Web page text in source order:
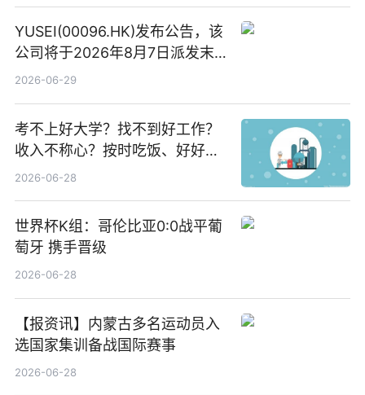
YUSEI(00096.HK)发布公告，该
公司将于2026年8月7日派发末
期股息每股人民币0.013元 每日
2026-06-29
考不上好大学？找不到好工作？
收入不称心？按时吃饭、好好睡
觉
2026-06-28
世界杯K组：哥伦比亚0:0战平葡
萄牙 携手晋级
2026-06-28
【报资讯】内蒙古多名运动员入
选国家集训备战国际赛事
2026-06-28